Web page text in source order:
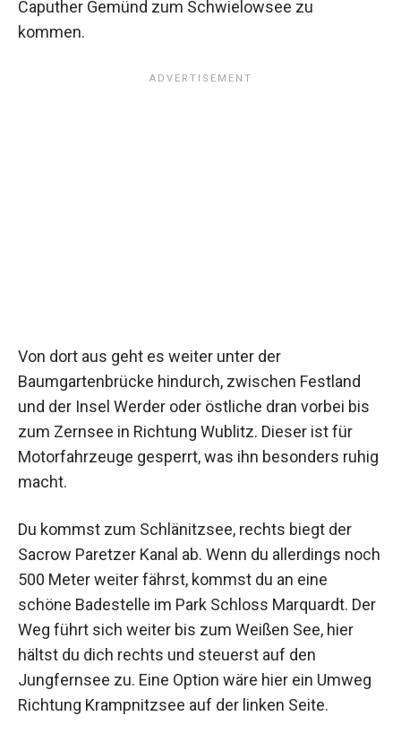
Caputher Gemünd zum Schwielowsee zu
kommen.
Von dort aus geht es weiter unter der
Baumgartenbrücke hindurch, zwischen Festland
und der Insel Werder oder östliche dran vorbei bis
zum Zernsee in Richtung Wublitz. Dieser ist für
Motorfahrzeuge gesperrt, was ihn besonders ruhig
macht.
Du kommst zum Schlänitzsee, rechts biegt der
Sacrow Paretzer Kanal ab. Wenn du allerdings noch
500 Meter weiter fährst, kommst du an eine
schöne Badestelle im Park Schloss Marquardt. Der
Weg führt sich weiter bis zum Weißen See, hier
hältst du dich rechts und steuerst auf den
Jungfernsee zu. Eine Option wäre hier ein Umweg
Richtung Krampnitzsee auf der linken Seite.